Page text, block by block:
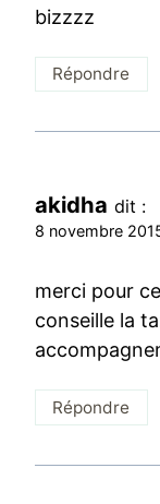
bizzzz
Répondre
akidha dit :
8 novembre
merci pour
conseille la
Répondre